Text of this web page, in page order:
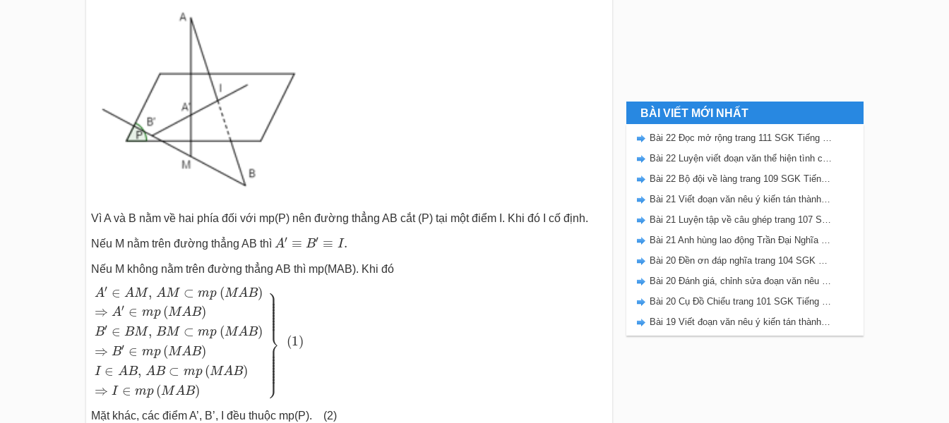
Vì A và B nằm về hai phía đối với mp(P) nên đường thẳng AB cắt (P) tại một điểm I. Khi đó I cố định.
Nếu M nằm trên đường thẳng AB thì A′ ≡ B′ ≡ I.
A′≡ ≡I.
Nếu M không nằm trên đường thẳng AB thì mp(MAB). Khi đó
A′ ∈ AM, AM ⊂ mp (MAB)
⇒ A′ ∈ mp (MAB)
B′ ∈ BM, BM ⊂ mp (MAB)
⇒ B′ ∈ mp (MAB)
I ∈ AB, AB ⊂ mp (MAB)
⇒ I ∈ mp (MAB)
⎫
⎪
⎪ ⎪ ⎪ ⎪ ⎪ ⎪ ⎪ ⎪ ⎪⎬
⎪
⎪
⎪
⎪ ⎪ ⎪ ⎪ ⎪ ⎪
⎪⎭
(1)
′∈ M ,AM ⊂m B)⇒ A ′∈ (MAB)⇒I∈mp (MAB)}(1)
Mặt khác, các điểm A’, B’, I đều thuộc mp(P). (2)
BÀI VIẾT MỚI NHẤT
Bài 22 Đọc mở rộng trang 111 SGK Tiếng Việt 5 Kết nối tri thức tập 2
Bài 22 Luyện viết đoạn văn thể hiện tình cảm, cảm xúc về một sự việc trang 111 SGK Tiếng Việt 5 Kết nối tri thức tập 2
Bài 22 Bộ đội về làng trang 109 SGK Tiếng Việt 5 Kết nối tri thức tập 2
Bài 21 Viết đoạn văn nêu ý kiến tán thành một sự việc, hiện tượng (Bài viết số 2) trang 108 SGK Tiếng Việt 5 Kết nối tri thức tập 2
Bài 21 Luyện tập về câu ghép trang 107 SGK Tiếng Việt 5 Kết nối tri thức tập 2
Bài 21 Anh hùng lao động Trần Đại Nghĩa trang 106 SGK Tiếng Việt 5 Kết nối tri thức tập 2
Bài 20 Đền ơn đáp nghĩa trang 104 SGK Tiếng Việt 5 Kết nối tri thức tập 2
Bài 20 Đánh giá, chỉnh sửa đoạn văn nêu ý kiến tán thành một sự vật, hiện tượng trang 103 SGK Tiếng Việt 5 Kết nối tri thức tập 2
Bài 20 Cụ Đồ Chiểu trang 101 SGK Tiếng Việt 5 Kết nối tri thức tập 2
Bài 19 Viết đoạn văn nêu ý kiến tán thành một sự việc, hiện tượng (Bài viết số 1) trang 100 SGK Tiếng Việt 5 Kết nối tri thức tập 2